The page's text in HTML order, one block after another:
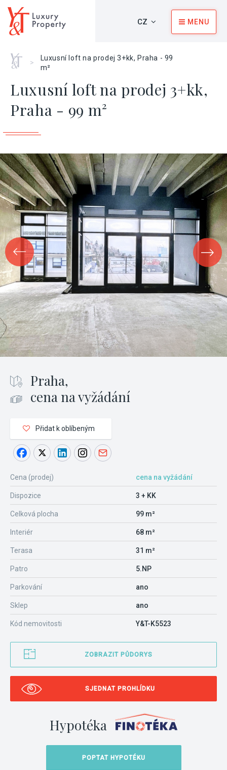
CZ MENU
Home
>
Luxusní loft na prodej 3+kk, Praha - 99
m²
Luxusní loft na prodej 3+kk,
Praha - 99 m²
Praha,
cena na vyžádání
Přidat k oblíbeným
Cena (prodej) cena na vyžádání
Dispozice 3 + KK
Celková plocha 99 m²
Interiér 68 m²
Terasa 31 m²
Patro 5.NP
Parkování ano
Sklep ano
Kód nemovitosti Y&T-K5523
ZOBRAZIT PŮDORYS
SJEDNAT PROHLÍDKU
Hypotéka
POPTAT HYPOTÉKU